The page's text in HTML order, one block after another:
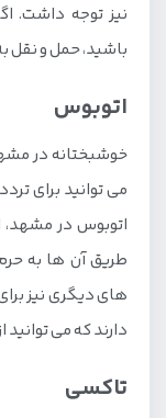
نیز توجه داشت.
باشید، حمل و نقل
اتوبوس
خوشبختانه در
می توانید برای
طریق آن ها به
های دیگری نیز
دارند که می
تاکسی